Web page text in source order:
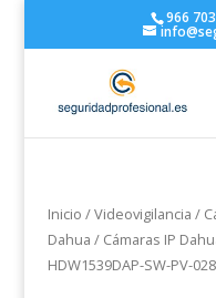
966
Inicio /Videovigilancia /
Dahua / Cámaras IP
HDW1539DAP-SW-PV-